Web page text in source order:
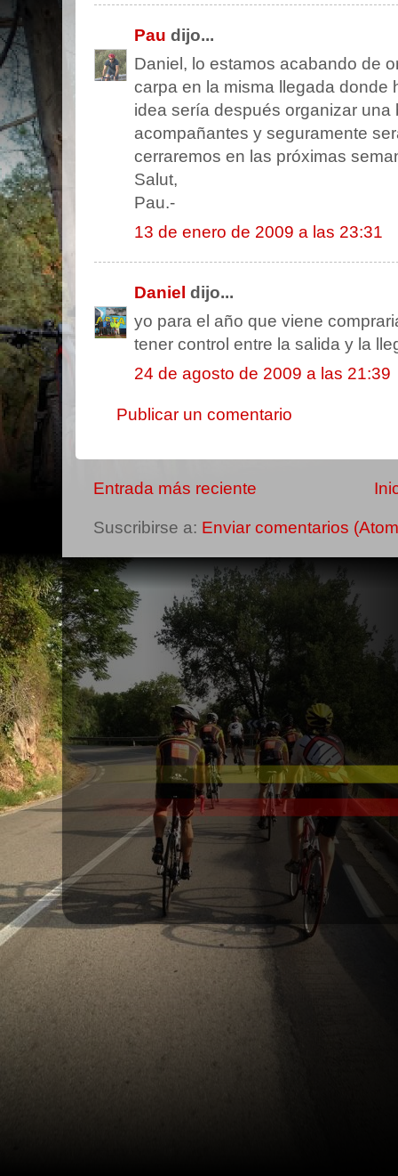
Pau dijo...
Daniel, lo estamos acabando de
carpa en la misma llegada donde
idea sería después organizar
acompañantes y seguramente
cerraremos en las próximas
Salut,
Pau.-
13 de enero de 2009 a las 23:31
Daniel dijo...
yo para el año que viene
tener control entre la salida y la
24 de agosto de 2009 a las 21:39
Publicar un comentario
Entrada más reciente
Suscribirse a: Enviar comentarios
-